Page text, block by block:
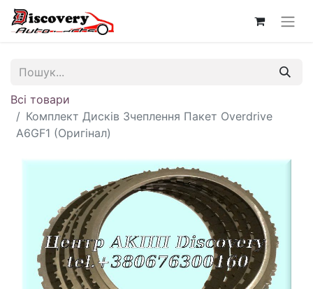
Всі товари
Комплект Дисків Зчеплення Пакет Overdrive
A6GF1 (Оригінал)